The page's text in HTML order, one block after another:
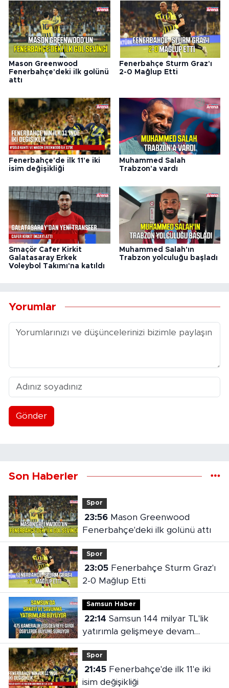
Mason Greenwood
Fenerbahçe'deki ilk golünü
attı
Fenerbahçe Sturm Graz'ı
2-0 Mağlup Etti
Fenerbahçe'de ilk 11'e iki
isim değişikliği
Muhammed Salah
Trabzon'a vardı
Smaçör Cafer Kirkit
Galatasaray Erkek
Voleybol Takımı'na katıldı
Muhammed Salah'ın
Trabzon yolculuğu başladı
Yorumlar
Gönder
Son Haberler
Spor
23:56Mason Greenwood
Fenerbahçe'deki ilk golünü attı
Spor
23:05Fenerbahçe Sturm Graz'ı
2-0 Mağlup Etti
Samsun Haber
22:14
yatırımla gelişmeye devam
ediyor
Spor
21:45Fenerbahçe'de ilk 11'e iki
isim değişikliği